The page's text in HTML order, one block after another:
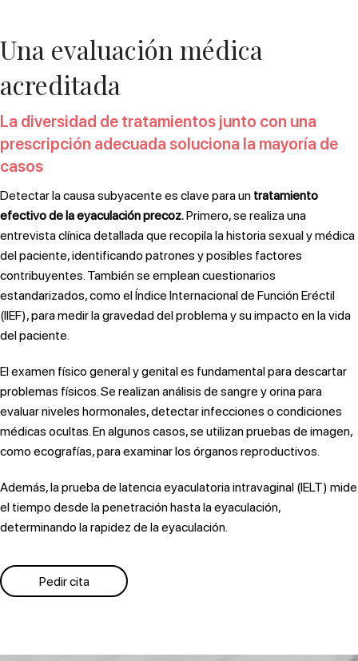
Una evaluación médica
acreditada
La diversidad de tratamientos junto con una
prescripción adecuada soluciona la mayoría de
casos
Detectar la causa subyacente es clave para un tratamiento
efectivo de la eyaculación precoz.Primero, se realiza una
entrevista clínica detallada que recopila la historia sexual y médica
del paciente, identificando patrones y posibles factores
contribuyentes. También se emplean cuestionarios
estandarizados, como el Índice Internacional de Función Eréctil
(IIEF), para medir la gravedad del problema y su impacto en la vida
del paciente.
El examen físico general y genital es fundamental para descartar
problemas físicos. Se realizan análisis de sangre y orina para
evaluar niveles hormonales, detectar infecciones o condiciones
médicas ocultas. En algunos casos, se utilizan pruebas de imagen,
como ecografías, para examinar los órganos reproductivos.
Además, la prueba de latencia eyaculatoria intravaginal (IELT) mide
el tiempo desde la penetración hasta la eyaculación,
determinando la rapidez de la eyaculación.
Pedir cita